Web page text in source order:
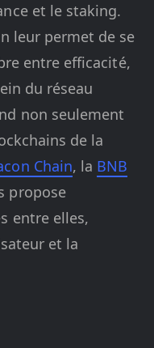
et le staking.
leur permet de se
entre efficacité,
du réseau
non seulement
de la
Chain, la BNB
propose
entre elles,
et la